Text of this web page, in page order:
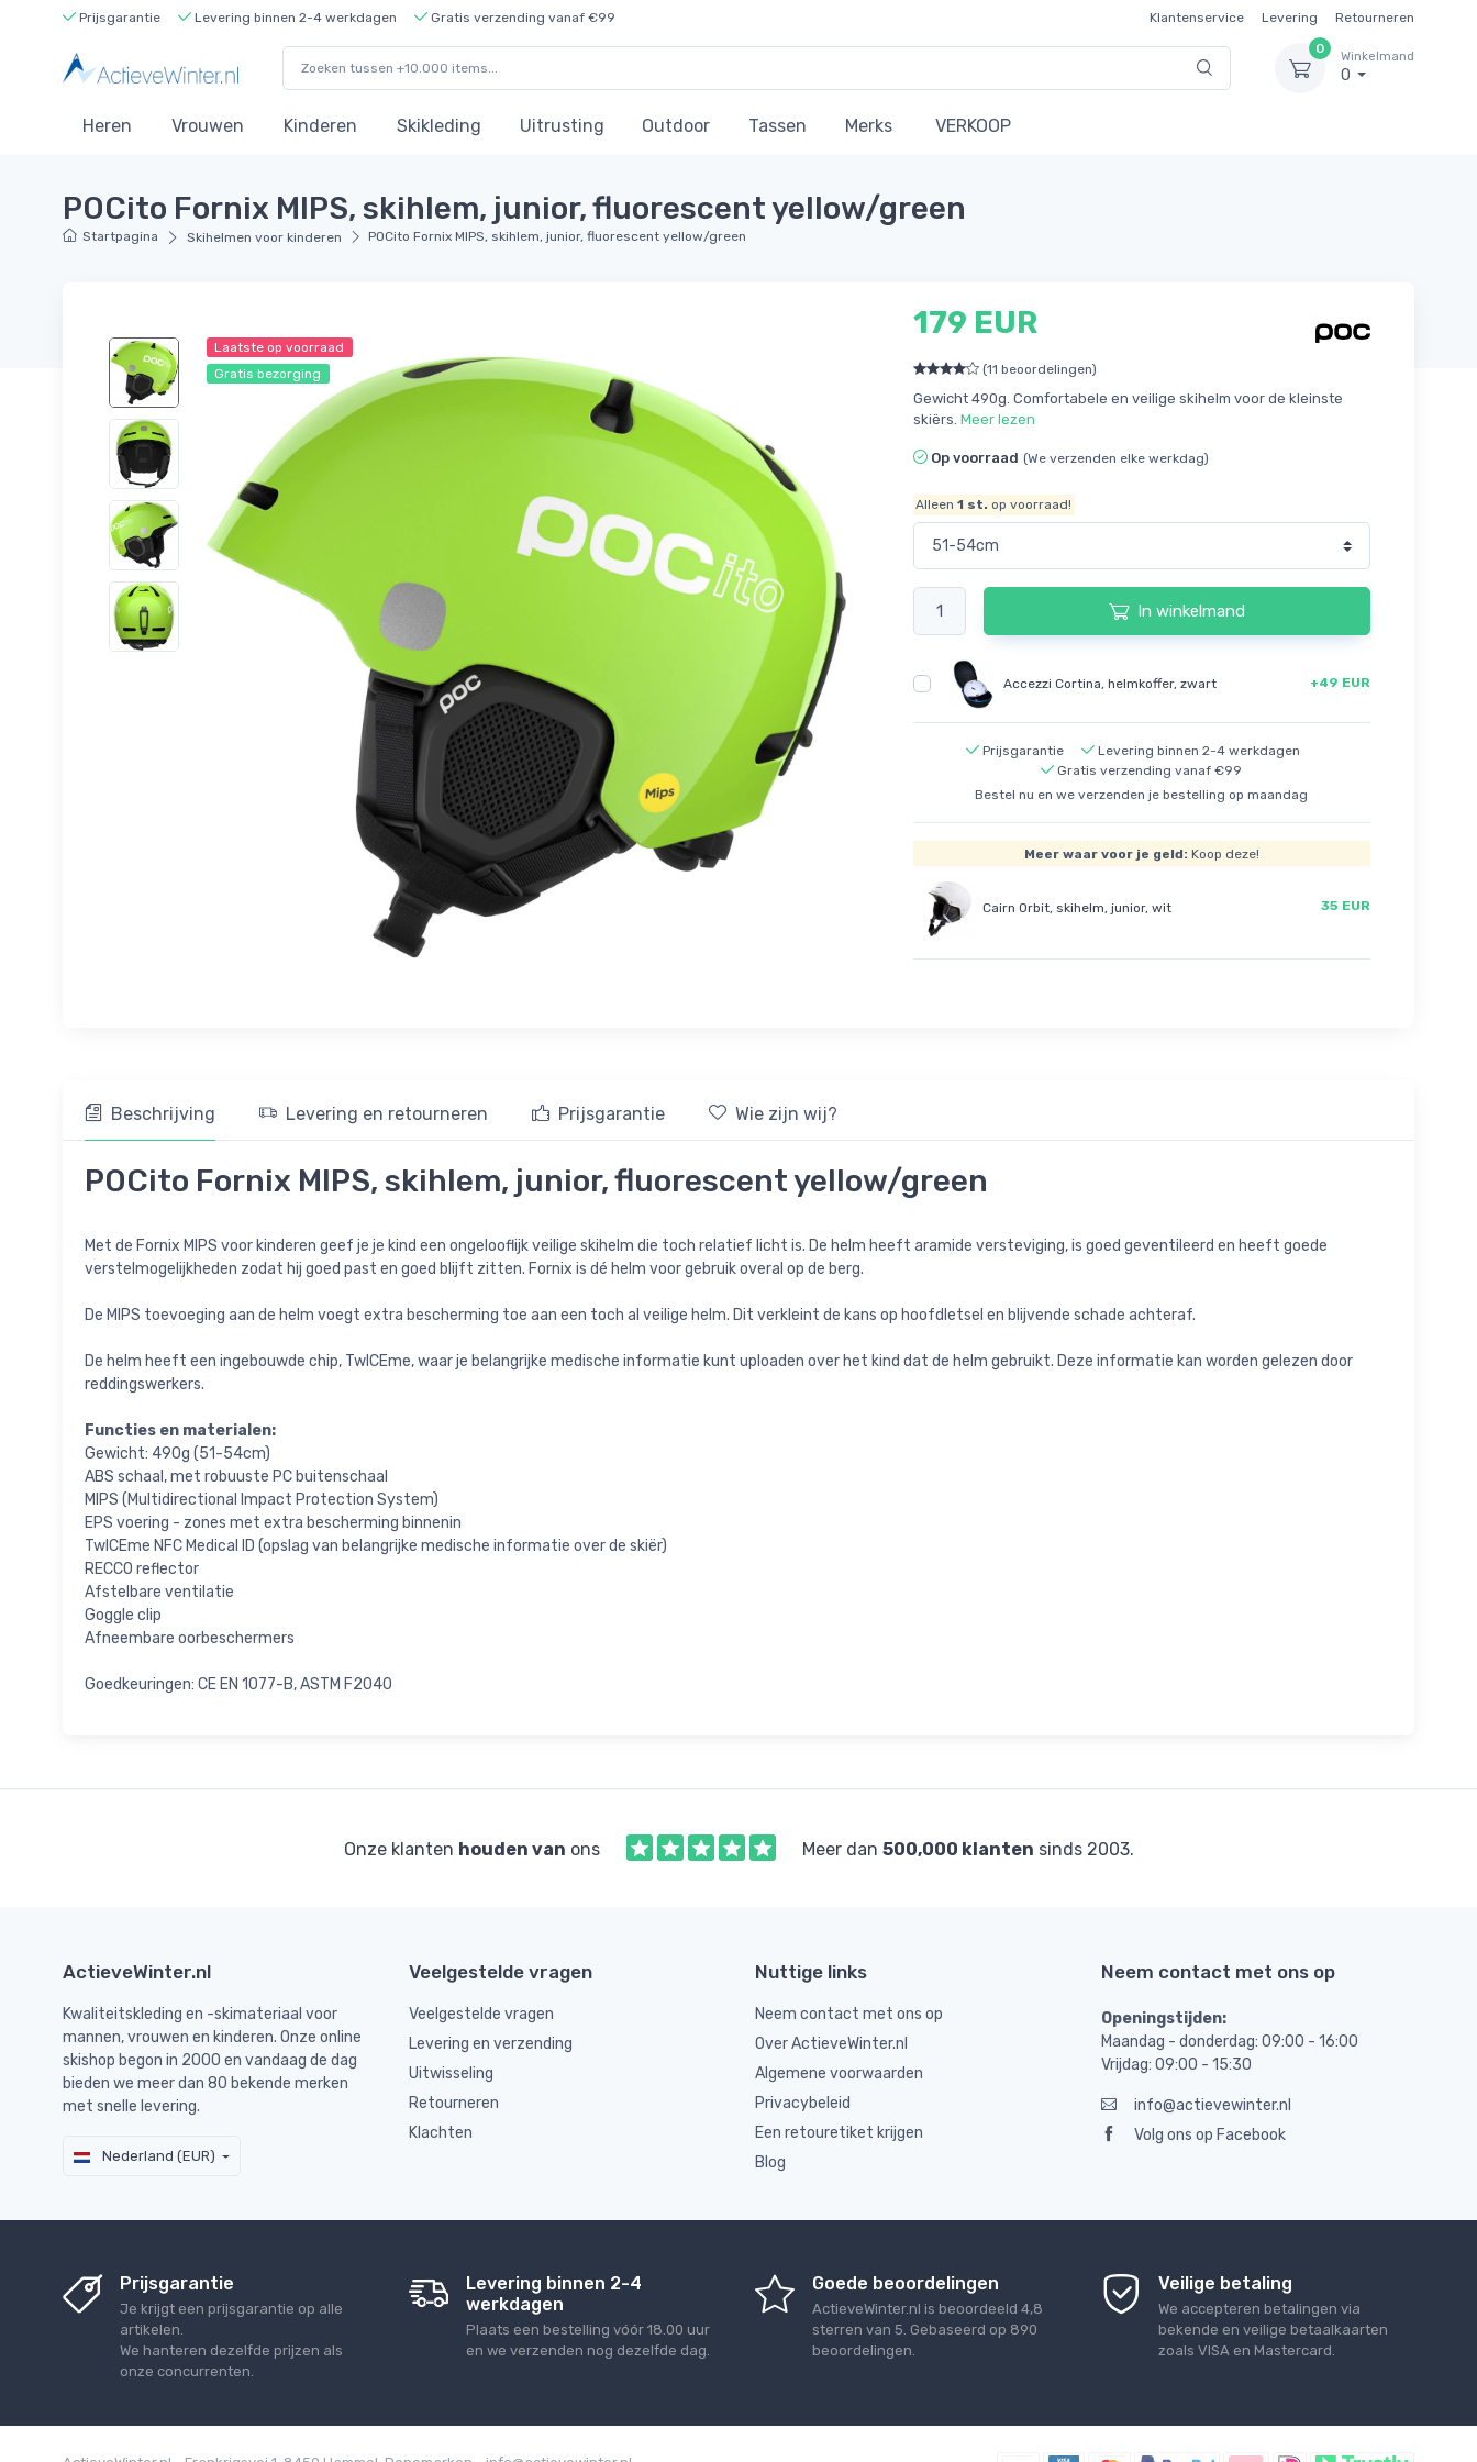
Prijsgarantie Levering binnen 2-4 werkdagen Gratis verzending vanaf €99 Klantenservice Levering
Retourneren
0
Winkelmand
0
Heren Vrouwen Kinderen Skikleding Uitrusting Outdoor Tassen Merks VERKOOP
POCito Fornix MIPS, skihlem, junior, fluorescent yellow/green
Startpagina Skihelmen voor kinderen POCito Fornix MIPS, skihlem, junior, fluorescent yellow/green
Laatste op voorraad
Gratis bezorging
179 EUR
(11 beoordelingen)
Gewicht 490g. Comfortabele en veilige skihelm voor de kleinste
skiërs. Meer lezen
Op voorraad (We verzenden elke werkdag)
Alleen1 st. op voorraad!
In winkelmand
Accezzi Cortina, helmkoffer, zwart +49 EUR
Prijsgarantie
Levering binnen 2-4 werkdagen
Gratis verzending vanaf €99
Bestel nu en we verzenden je bestelling op maandag
Meer waar voor je geld: Koop deze!
Cairn Orbit, skihelm, junior, wit 35 EUR
Beschrijving Levering en retourneren Prijsgarantie Wie zijn wij?
POCito Fornix MIPS, skihlem, junior, fluorescent yellow/green
Met de Fornix MIPS voor kinderen geef je je kind een ongelooflijk veilige skihelm die toch relatief licht is. De helm heeft aramide versteviging, is goed geventileerd en heeft goede
verstelmogelijkheden zodat hij goed past en goed blijft zitten. Fornix is dé helm voor gebruik overal op de berg.
De MIPS toevoeging aan de helm voegt extra bescherming toe aan een toch al veilige helm. Dit verkleint de kans op hoofdletsel en blijvende schade achteraf.
De helm heeft een ingebouwde chip, TwICEme, waar je belangrijke medische informatie kunt uploaden over het kind dat de helm gebruikt. Deze informatie kan worden gelezen door
reddingswerkers.
Functies en materialen:
Gewicht: 490g (51-54cm)
ABS schaal, met robuuste PC buitenschaal
MIPS (Multidirectional Impact Protection System)
EPS voering - zones met extra bescherming binnenin
TwICEme NFC Medical ID (opslag van belangrijke medische informatie over de skiër)
RECCO reflector
Afstelbare ventilatie
Goggle clip
Afneembare oorbeschermers
Goedkeuringen: CE EN 1077-B, ASTM F2040
Onze klanten houden van ons Meer dan 500,000 klanten sinds 2003.
ActieveWinter.nl
Kwaliteitskleding en -skimateriaal voor
mannen, vrouwen en kinderen. Onze online
skishop begon in 2000 en vandaag de dag
bieden we meer dan 80 bekende merken
met snelle levering.
Nederland (EUR)
Veelgestelde vragen
Veelgestelde vragen
Levering en verzending
Uitwisseling
Retourneren
Klachten
Nuttige links
Neem contact met ons op
Over ActieveWinter.nl
Algemene voorwaarden
Privacybeleid
Een retouretiket krijgen
Blog
Neem contact met ons op
Openingstijden:
Maandag - donderdag: 09:00 - 16:00
Vrijdag: 09:00 - 15:30
info@actievewinter.nl
Volg ons op Facebook
Prijsgarantie
Je krijgt een prijsgarantie op alle
artikelen.
We hanteren dezelfde prijzen als
onze concurrenten.
Levering binnen 2-4
werkdagen
Plaats een bestelling vóór 18.00 uur
en we verzenden nog dezelfde dag.
Goede beoordelingen
ActieveWinter.nl is beoordeeld 4,8
sterren van 5. Gebaseerd op 890
beoordelingen.
Veilige betaling
We accepteren betalingen via
bekende en veilige betaalkaarten
zoals VISA en Mastercard.